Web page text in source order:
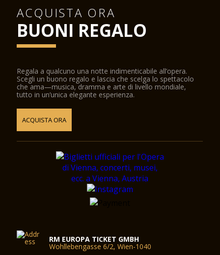
ACQUISTA ORA
BUONI REGALO
Regala a qualcuno una notte indimenticabile all’opera.
Scegli un buono regalo e lascia che scelga lo spettacolo
che ama—musica, dramma e arte di livello mondiale,
tutto in un’unica elegante esperienza.
ACQUISTA ORA
RM EUROPA TICKET GMBH
Wohllebengasse 6/2, Wien-1040